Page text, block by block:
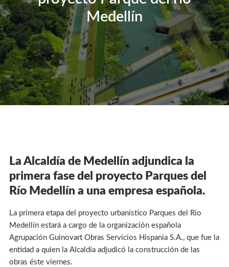
Medellín
La Alcaldía de Medellín adjundica la
primera fase del proyecto Parques del
Río Medellín a una empresa española.
La primera etapa del proyecto urbanístico Parques del Río
Medellín estará a cargo de la organización española
Agrupación Guinovart Obras Servicios Hispania S.A., que fue la
entidad a quien la Alcaldía adjudicó la construcción de las
obras éste viernes.